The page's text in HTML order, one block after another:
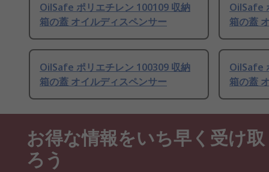
OilSafe ポリエチレン 100109 収納
箱の蓋 オイルディスペンサー
OilSafe
箱の蓋
OilSafe ポリエチレン 100309 収納
箱の蓋 オイルディスペンサー
OilSafe
箱の蓋
お得な情報をいち早く受け取
ろう